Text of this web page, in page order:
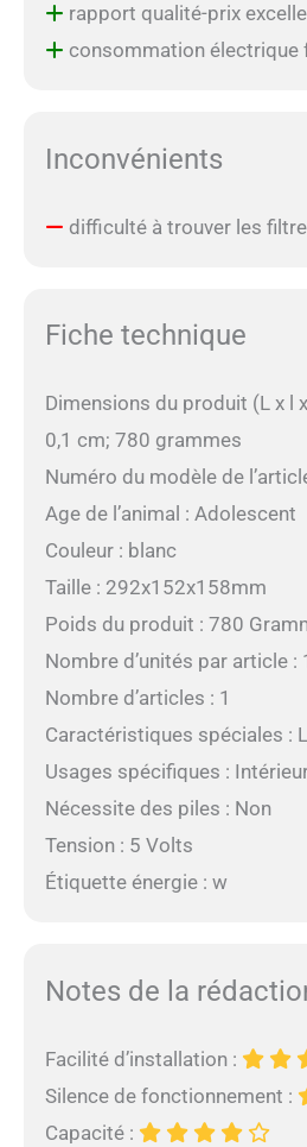
rapport qualité-prix
consommation électrique
Inconvénients
difficulté à trouver les
Fiche technique
Dimensions du produit (L x l
0,1 cm; 780 grammes
Numéro du modèle de
Age de l’animal : Adolescent
Couleur : blanc
Taille : 292x152x158mm
Poids du produit : 780
Nombre d’unités par article :
Nombre d’articles : 1
Caractéristiques spéciales :
Usages spécifiques :
Nécessite des piles : Non
Tension : 5 Volts
Étiquette énergie : w
Notes de la
Facilité d’installation :
Silence de fonctionnement :
Capacité :